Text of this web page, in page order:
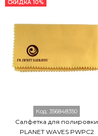
СКИДКА 10%
Код: 356848350
Салфетка для полировки
PLANET WAVES PWPC2